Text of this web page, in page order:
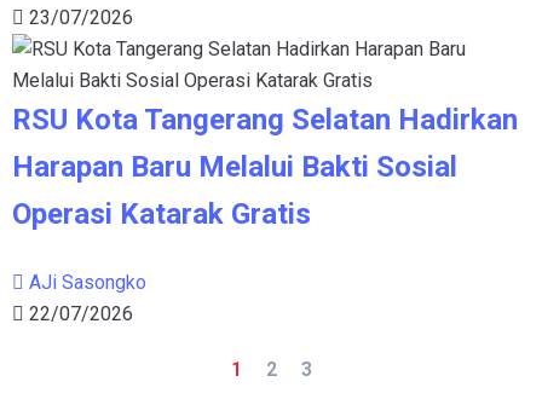
23/07/2026
RSU Kota Tangerang Selatan Hadirkan
Harapan Baru Melalui Bakti Sosial
Operasi Katarak Gratis
AJi Sasongko
22/07/2026
1 2 3